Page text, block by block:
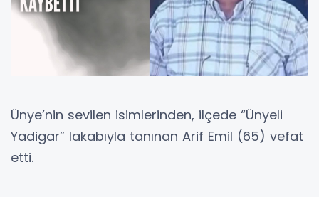
Ünye’nin sevilen isimlerinden, ilçede “Ünyeli
Yadigar” lakabıyla tanınan Arif Emil (65) vefat
etti.